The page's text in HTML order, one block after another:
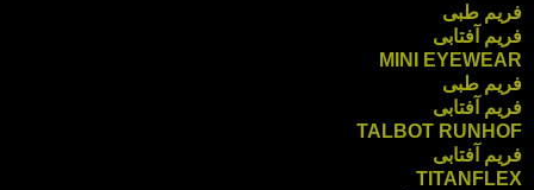
فریم طبی
فریم آفتابی
MINI EYEWEAR
فریم طبی
فریم آفتابی
TALBOT RUNHOF
فریم آفتابی
TITANFLEX